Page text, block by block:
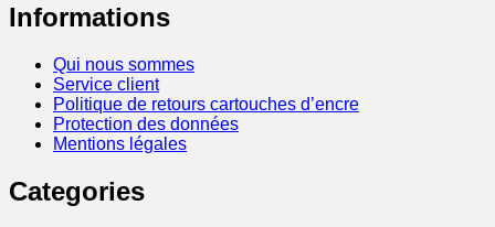
Informations
Qui nous sommes
Service client
Politique de retours cartouches d’encre
Protection des données
Mentions légales
Categories